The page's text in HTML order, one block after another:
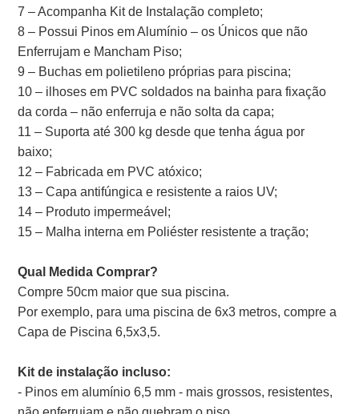
7 – Acompanha Kit de Instalação completo;
8 – Possui Pinos em Alumínio – os Únicos que não
Enferrujam e Mancham Piso;
9 – Buchas em polietileno próprias para piscina;
10 – ilhoses em PVC soldados na bainha para fixação
da corda – não enferruja e não solta da capa;
11 – Suporta até 300 kg desde que tenha água por
baixo;
12 – Fabricada em PVC atóxico;
13 – Capa antifúngica e resistente a raios UV;
14 – Produto impermeável;
15 – Malha interna em Poliéster resistente a tração;
Qual Medida Comprar?
Compre 50cm maior que sua piscina.
Por exemplo, para uma piscina de 6x3 metros, compre a
Capa de Piscina 6,5x3,5.
Kit de instalação incluso:
- Pinos em alumínio 6,5 mm - mais grossos, resistentes,